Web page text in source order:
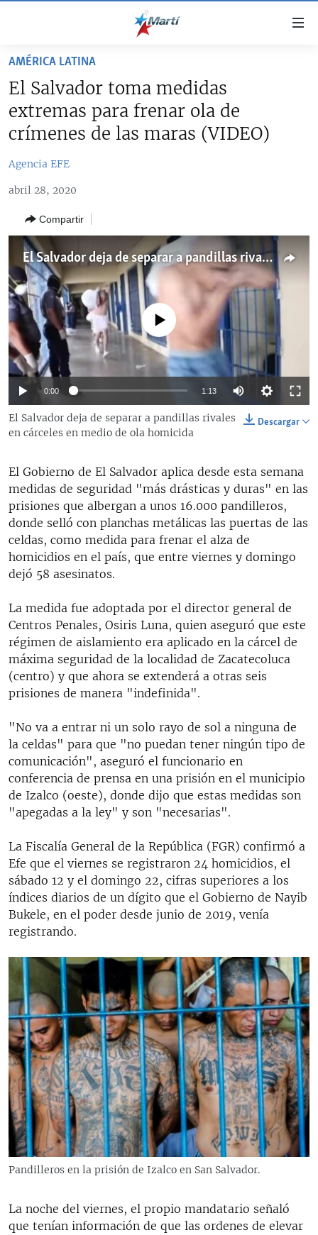
accesibilidad
contenido
principal
navegación
principal
la
búsqueda
CUBA
SOBRE CUBA
ESTADOS UNIDOS
DEPORTES
ARTE Y ENTRETENIMIENTO
OPINIÓN GRÁFICA
AUDIOVISUALES MARTÍ
RADIO MARTÍ
ESPECIALES
ESPECIALES
LA REALIDAD DE LA VIVIENDA EN CUBA
SER VIEJO EN CUBA
LOS SANTOS DE HIALEAH
DESINFORMACIÓN RUSA EN AMÉRICA LATINA
LA INVASIÓN DE RUSIA A UCRANIA
MULTIMEDIA
EDITORIALES
AMÉRICA LATINA
El Salvador toma medidas
extremas para frenar ola de
crímenes de las maras (VIDEO)
Agencia EFE
abril 28, 2020
Compartir
El Salvador deja de separar a pandillas rivales en cárceles en medio de ola homicida
Auto 144p 270p 360p
404p
No media source currently available
0:00 1:13
144p
404p
Descargar
El Salvador deja de separar a pandillas rivales
en cárceles en medio de ola homicida
El Gobierno de El Salvador aplica desde esta semana
medidas de seguridad "más drásticas y duras" en las
prisiones que albergan a unos 16.000 pandilleros,
donde selló con planchas metálicas las puertas de las
celdas, como medida para frenar el alza de
homicidios en el país, que entre viernes y domingo
dejó 58 asesinatos.
La medida fue adoptada por el director general de
Centros Penales, Osiris Luna, quien aseguró que este
régimen de aislamiento era aplicado en la cárcel de
máxima seguridad de la localidad de Zacatecoluca
(centro) y que ahora se extenderá a otras seis
prisiones de manera "indefinida".
"No va a entrar ni un solo rayo de sol a ninguna de
la celdas" para que "no puedan tener ningún tipo de
comunicación", aseguró el funcionario en
conferencia de prensa en una prisión en el municipio
de Izalco (oeste), donde dijo que estas medidas son
"apegadas a la ley" y son "necesarias".
La Fiscalía General de la República (FGR) confirmó a
Efe que el viernes se registraron 24 homicidios, el
sábado 12 y el domingo 22, cifras superiores a los
índices diarios de un dígito que el Gobierno de Nayib
Bukele, en el poder desde junio de 2019, venía
registrando.
Pandilleros en la prisión de Izalco en San Salvador.
La noche del viernes, el propio mandatario señaló
que tenían información de que las ordenes de elevar